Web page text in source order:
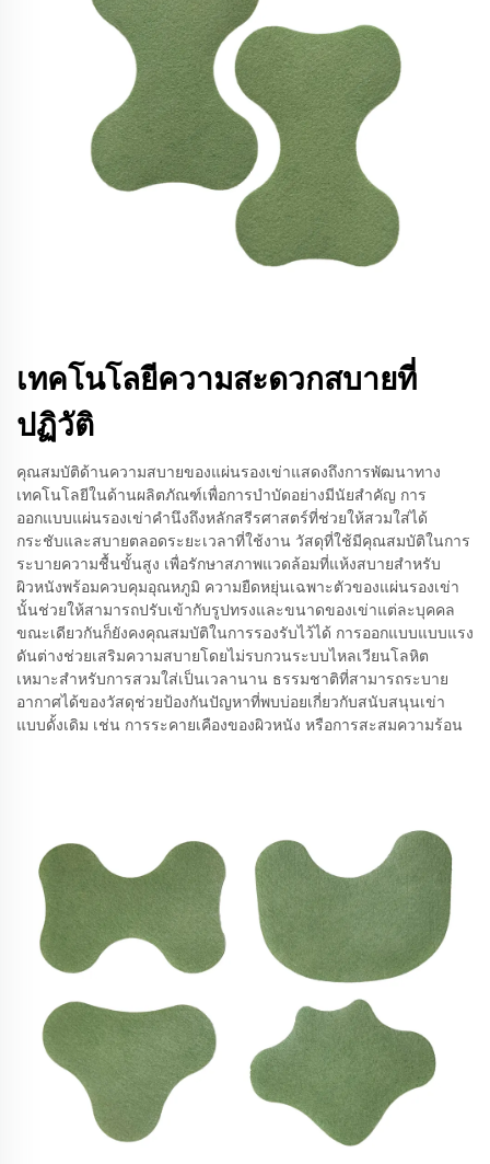
เทคโนโลยีความสะดวกสบายที่
ปฏิวัติ
คุณสมบัติด้านความสบายของแผ่นรองเข่าแสดงถึงการพัฒนาทาง
เทคโนโลยีในด้านผลิตภัณฑ์เพื่อการบำบัดอย่างมีนัยสำคัญ การ
ออกแบบแผ่นรองเข่าคำนึงถึงหลักสรีรศาสตร์ที่ช่วยให้สวมใส่ได้
กระชับและสบายตลอดระยะเวลาที่ใช้งาน วัสดุที่ใช้มีคุณสมบัติในการ
ระบายความชื้นขั้นสูง เพื่อรักษาสภาพแวดล้อมที่แห้งสบายสำหรับ
ผิวหนังพร้อมควบคุมอุณหภูมิ ความยืดหยุ่นเฉพาะตัวของแผ่นรองเข่า
นั้นช่วยให้สามารถปรับเข้ากับรูปทรงและขนาดของเข่าแต่ละบุคคล
ขณะเดียวกันก็ยังคงคุณสมบัติในการรองรับไว้ได้ การออกแบบแบบแรง
ดันต่างช่วยเสริมความสบายโดยไม่รบกวนระบบไหลเวียนโลหิต
เหมาะสำหรับการสวมใส่เป็นเวลานาน ธรรมชาติที่สามารถระบาย
อากาศได้ของวัสดุช่วยป้องกันปัญหาที่พบบ่อยเกี่ยวกับสนับสนุนเข่า
แบบดั้งเดิม เช่น การระคายเคืองของผิวหนัง หรือการสะสมความร้อน